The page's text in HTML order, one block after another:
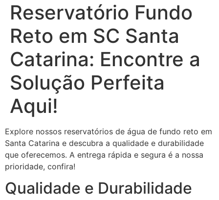
Reservatório Fundo
Reto em SC Santa
Catarina: Encontre a
Solução Perfeita
Aqui!
Explore nossos reservatórios de água de fundo reto em
Santa Catarina e descubra a qualidade e durabilidade
que oferecemos. A entrega rápida e segura é a nossa
prioridade, confira!
Qualidade e Durabilidade